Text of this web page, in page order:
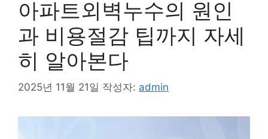
아파트외벽누수의 원인
과 비용절감 팁까지 자세
히 알아본다
2025년 11월 21일 작성자: admin